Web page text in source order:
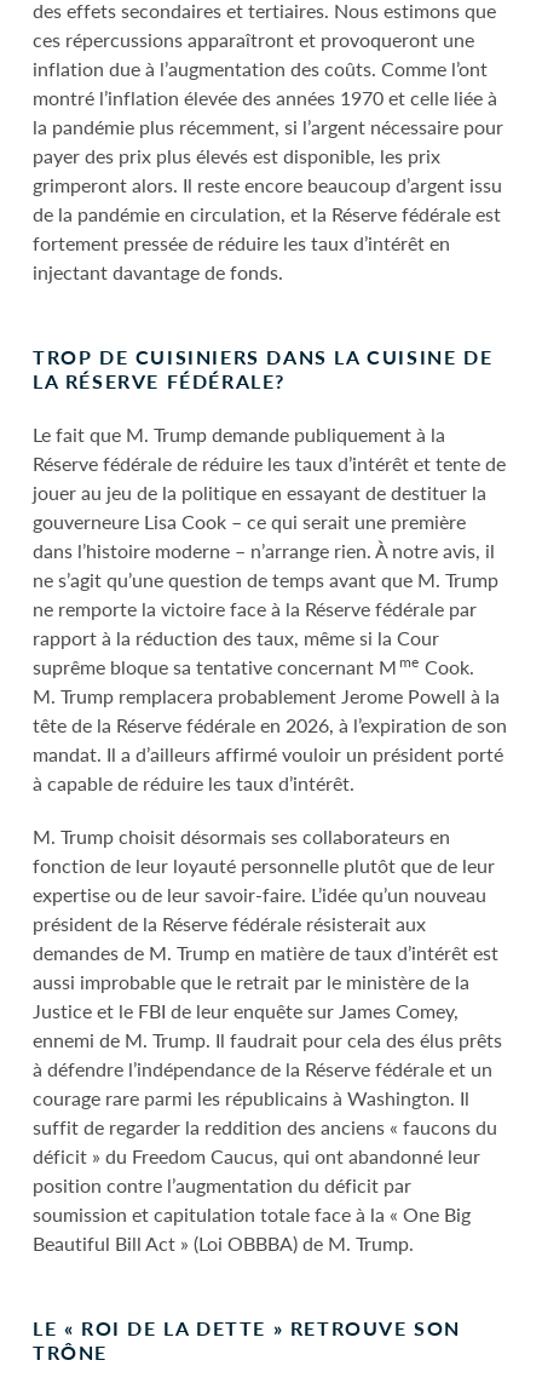
des effets secondaires et tertiaires. Nous estimons que
ces répercussions apparaîtront et provoqueront une
inflation due à l’augmentation des coûts. Comme l’ont
montré l’inflation élevée des années 1970 et celle liée à
la pandémie plus récemment, si l’argent nécessaire pour
payer des prix plus élevés est disponible, les prix
grimperont alors. Il reste encore beaucoup d’argent issu
de la pandémie en circulation, et la Réserve fédérale est
fortement pressée de réduire les taux d’intérêt en
injectant davantage de fonds.
TROP DE CUISINIERS DANS LA CUISINE DE
LA RÉSERVE FÉDÉRALE?
Le fait que M. Trump demande publiquement à la
Réserve fédérale de réduire les taux d’intérêt et tente de
jouer au jeu de la politique en essayant de destituer la
gouverneure Lisa Cook – ce qui serait une première
dans l’histoire moderne – n’arrange rien. À notre avis, il
ne s’agit qu’une question de temps avant que M. Trump
ne remporte la victoire face à la Réserve fédérale par
rapport à la réduction des taux, même si la Cour
suprême bloque sa tentative concernant Mme Cook.
M. Trump remplacera probablement Jerome Powell à la
tête de la Réserve fédérale en 2026, à l’expiration de son
mandat. Il a d’ailleurs affirmé vouloir un président porté
à capable de réduire les taux d’intérêt.
M. Trump choisit désormais ses collaborateurs en
fonction de leur loyauté personnelle plutôt que de leur
expertise ou de leur savoir-faire. L’idée qu’un nouveau
président de la Réserve fédérale résisterait aux
demandes de M. Trump en matière de taux d’intérêt est
aussi improbable que le retrait par le ministère de la
Justice et le FBI de leur enquête sur James Comey,
ennemi de M. Trump. Il faudrait pour cela des élus prêts
à défendre l’indépendance de la Réserve fédérale et un
courage rare parmi les républicains à Washington. Il
suffit de regarder la reddition des anciens « faucons du
déficit » du Freedom Caucus, qui ont abandonné leur
position contre l’augmentation du déficit par
soumission et capitulation totale face à la « One Big
Beautiful Bill Act » (Loi OBBBA) de M. Trump.
LE « ROI DE LA DETTE » RETROUVE SON
TRÔNE